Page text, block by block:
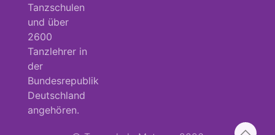
Tanzschulen
und über
2600
Tanzlehrer in
der
Bundesrepublik
Deutschland
angehören.